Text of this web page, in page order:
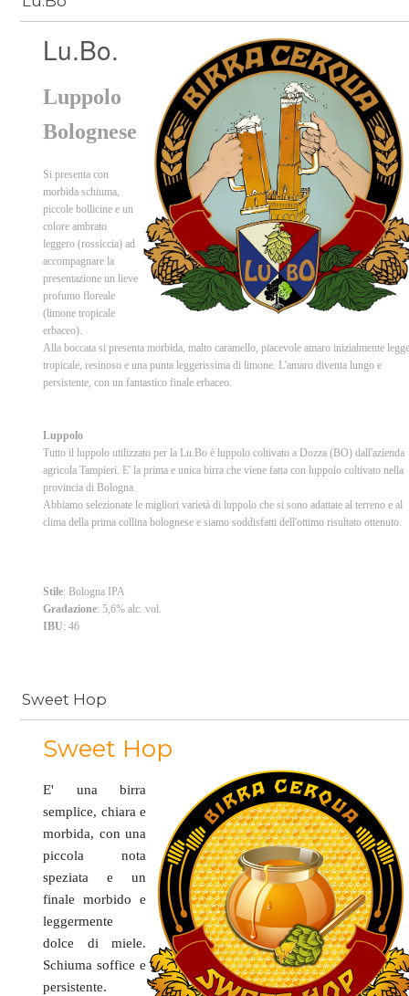
Lu.Bo.
Luppolo
Bolognese
Si presenta con
morbida schiuma,
piccole bollicine e un
colore ambrato
leggero (rossiccia) ad
accompagnare la
presentazione un lieve
profumo floreale
(limone tropicale
erbaceo).
Alla boccata si presenta morbida, malto caramello, piacevole amaro inizialmente
tropicale, resinoso e una punta leggerissima di limone. L'amaro diventa lungo e
persistente, con un fantastico finale erbaceo.
Luppolo
Tutto il luppolo utilizzato per la Lu.Bo è luppolo coltivato a Dozza (BO) dall'azienda
agricola Tampieri. E' la prima e unica birra che viene fatta con luppolo coltivato nella
provincia di Bologna.
Abbiamo selezionate le migliori varietà di luppolo che si sono adattate al terreno e al
clima della prima collina bolognese e siamo soddisfatti dell'ottimo risultato ottenuto.
Stile: Bologna IPA
Gradazione: 5,6% alc. vol.
IBU: 46
Sweet Hop
Sweet Hop
E' una birra
semplice, chiara e
morbida, con una
piccola nota
speziata e un
finale morbido e
leggermente
dolce di miele.
Schiuma soffice e
persistente.